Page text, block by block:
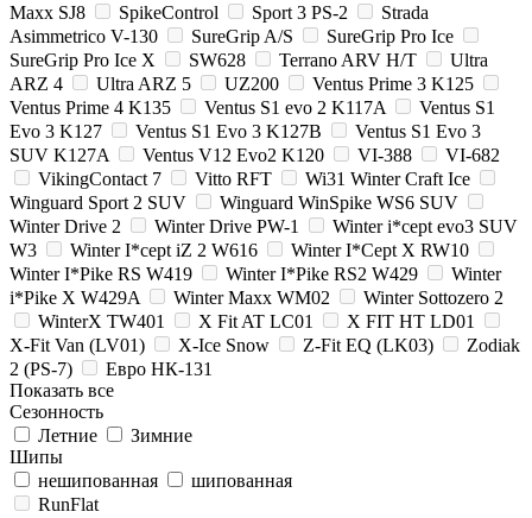
Maxx SJ8
SpikeControl Sport 3 PS-2
Strada
Asimmetrico V-130
SureGrip A/S
SureGrip Pro Ice
SureGrip Pro Ice X
SW628 Terrano ARV H/T
Ultra
ARZ 4
Ultra ARZ 5 UZ200
Ventus Prime 3 K125
Ventus Prime 4 K135
Ventus S1 evo 2 K117A
Ventus S1
Evo 3 K127
Ventus S1 Evo 3 K127B
Ventus S1 Evo 3
SUV K127A
Ventus V12 Evo2 K120 VI-388
VI-682
VikingContact 7
Vitto RFT
Wi31 Winter Craft Ice
Winguard Sport 2 SUV
Winguard WinSpike WS6 SUV
Winter Drive 2
Winter Drive PW-1
Winter i*cept evo3 SUV
W3
Winter I*cept iZ 2 W616
Winter I*Cept X RW10
Winter I*Pike RS W419
Winter I*Pike RS2 W429
Winter
i*Pike X W429A
Winter Maxx WM02
Winter Sottozero 2
WinterX TW401
X Fit AT LC01
X FIT HT LD01
X-Fit Van (LV01)
X-Ice Snow Z-Fit EQ (LK03)
Zodiak
2 (PS-7)
Евро НК-131
Показать все
Сезонность
Летние
Зимние
Шипы
нешипованная
шипованная
RunFlat